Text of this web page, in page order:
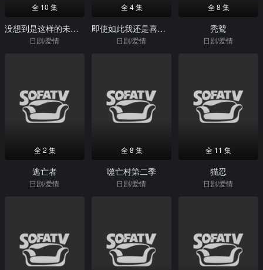
全 10 集
没想到是这样的未来！！
日剧/爱情
全 4 集
即使如此我还是喜欢你
日剧/爱情
全 8 集
秃鹫
日剧/爱情
全 2 集
逃亡者
日剧/爱情
全 8 集
噬亡村第二季
日剧/爱情
全 11 集
猫忍
日剧/爱情